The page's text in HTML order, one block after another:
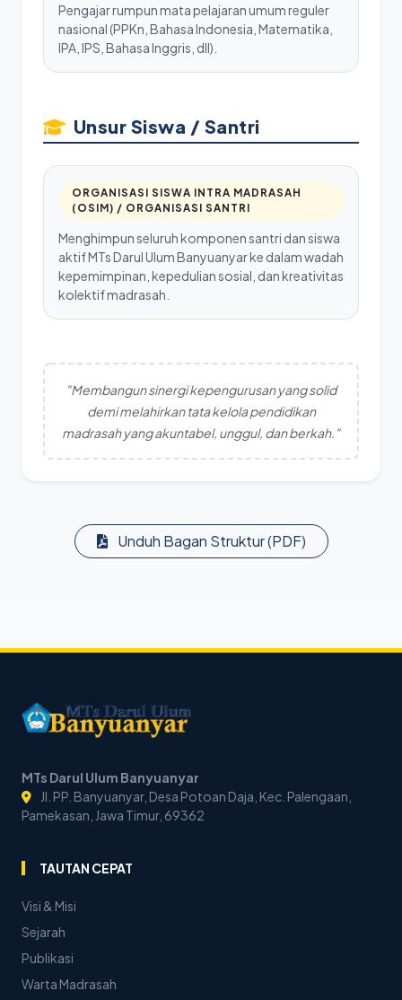
Pengajar rumpun mata pelajaran umum reguler
nasional (PPKn, Bahasa Indonesia, Matematika,
IPA, IPS, Bahasa Inggris, dll).
Unsur Siswa / Santri
ORGANISASI SISWA INTRA MADRASAH
(OSIM) / ORGANISASI SANTRI
Menghimpun seluruh komponen santri dan siswa
aktif MTs Darul Ulum Banyuanyar ke dalam wadah
kepemimpinan, kepedulian sosial, dan kreativitas
kolektif madrasah.
"Membangun sinergi kepengurusan yang solid
demi melahirkan tata kelola pendidikan
madrasah yang akuntabel, unggul, dan berkah."
Unduh Bagan Struktur (PDF)
MTs Darul Ulum Banyuanyar
Jl. PP. Banyuanyar, Desa Potoan Daja, Kec. Palengaan,
Pamekasan, Jawa Timur, 69362
TAUTAN CEPAT
Visi & Misi
Sejarah
Publikasi
Warta Madrasah